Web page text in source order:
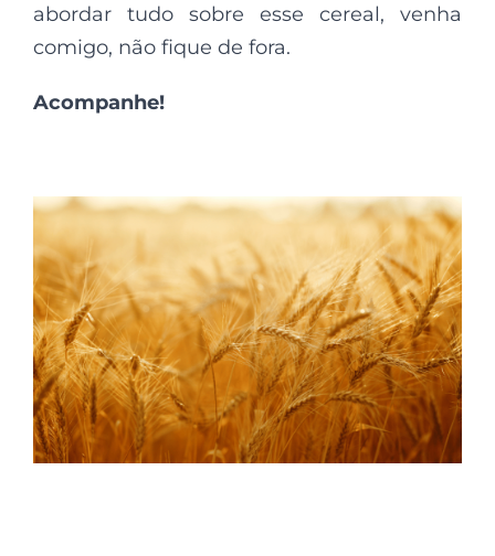
abordar tudo sobre esse cereal, venha
comigo, não fique de fora.
Acompanhe!